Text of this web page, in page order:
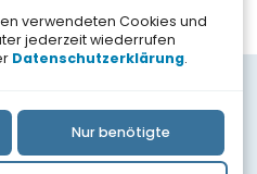
verwendeten Cookies und
jederzeit wiederrufen
Datenschutzerklärung.
Nur benötigte